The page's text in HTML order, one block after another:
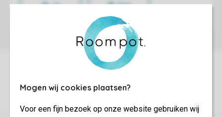
Mogen wij cookies plaatsen?
Voor een fijn bezoek op onze website gebruiken wij